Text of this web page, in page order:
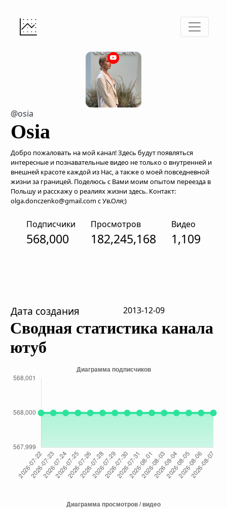
@osia
Osia
Добро пожаловать на мой канал! Здесь будут появляться
интересные и познавательные видео не только о внутренней и
внешней красоте каждой из Нас, а также о моей повседневной
жизни за границей. Поделюсь с Вами моим опытом переезда в
Польшу и расскажу о реалиях жизни здесь. Контакт:
olga.donczenko@gmail.com с Ув.Оля;)
Подписчики
568,000
Просмотров
182,245,168
Видео
1,109
Дата создания 2013-12-09
Сводная статистика канала
ютуб